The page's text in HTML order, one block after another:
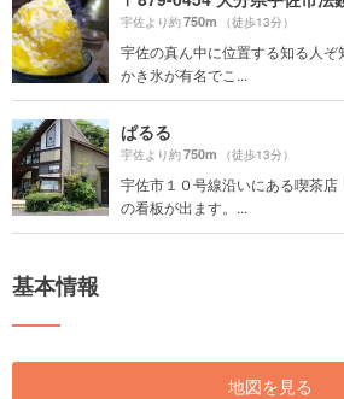
宇佐より約750m （徒歩13分）
宇佐の真ん中に位置する知る人ぞ
かき氷が有名でこ...
ぱるる
宇佐より約750m （徒歩13分）
宇佐市１０号線沿いにある喫茶
の看板が出ます。...
基本情報
地図を見る